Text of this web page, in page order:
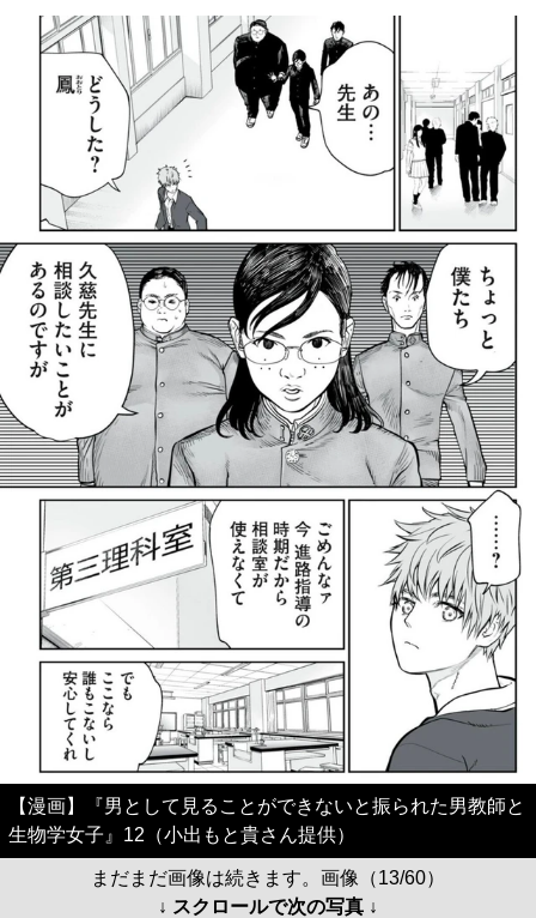
【漫画】『男として見ることができないと振られた男教師と
生物学女子』12（小出もと貴さん提供）
まだまだ画像は続きます。画像（13/60）
↓ スクロールで次の写真 ↓